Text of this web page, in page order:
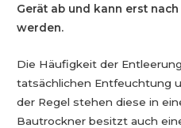
Gerät ab und kann erst
werden.
Die Häufigkeit der
tatsächlichen Entfeuchtung
der Regel stehen diese in
Bautrockner besitzt auch